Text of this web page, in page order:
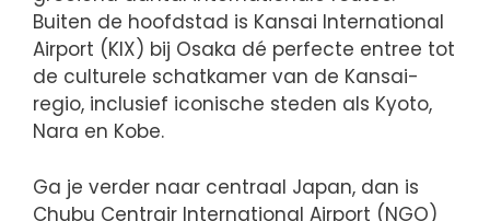
Buiten de hoofdstad is Kansai International
Airport (KIX) bij Osaka dé perfecte entree tot
de culturele schatkamer van de Kansai-
regio, inclusief iconische steden als Kyoto,
Nara en Kobe.
Ga je verder naar centraal Japan, dan is
Chubu Centrair International Airport (NGO)